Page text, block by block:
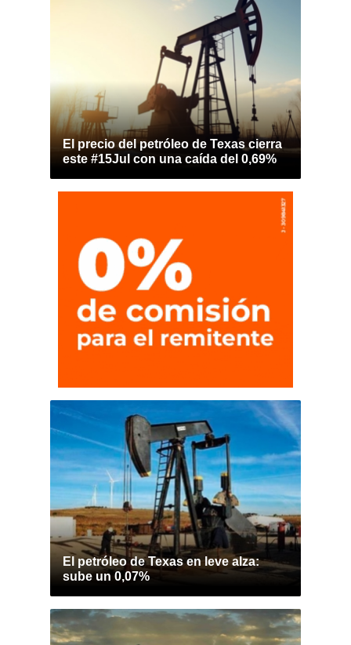
El precio del petróleo de Texas cierra
este #15Jul con una caída del 0,69%
El petróleo de Texas en leve alza:
sube un 0,07%